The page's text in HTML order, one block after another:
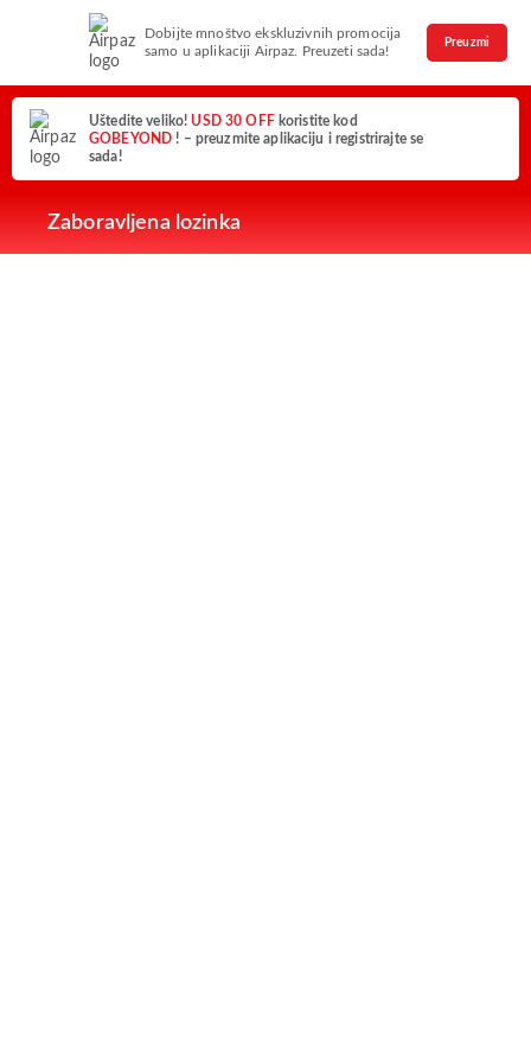
Dobijte mnoštvo ekskluzivnih promocija
samo u aplikaciji Airpaz. Preuzeti sada!
Preuzmi
Uštedite veliko!USD 30 OFF koristite kod
GOBEYOND ! – preuzmite aplikaciju i registrirajte se
sada!
Zaboravljena lozinka